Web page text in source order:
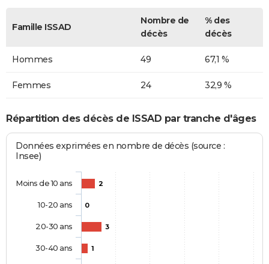
Famille ISSAD
Nombre de
décès
% des
décès
Hommes 49 67,1 %
Femmes 24 32,9 %
Répartition des décès de ISSAD par tranche d'âges
Données exprimées en nombre de décès (source :
Insee)
2
0
3
1
Moins de 10 ans
10-20 ans
20-30 ans
30-40 ans